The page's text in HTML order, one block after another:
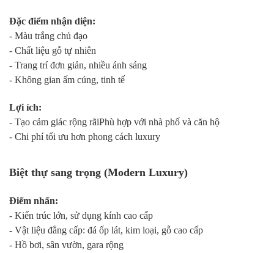
Đặc điểm nhận diện:
- Màu trắng chủ đạo
- Chất liệu gỗ tự nhiên
- Trang trí đơn giản, nhiều ánh sáng
- Không gian ấm cúng, tinh tế
Lợi ích:
- Tạo cảm giác rộng rãiPhù hợp với nhà phố và căn hộ
- Chi phí tối ưu hơn phong cách luxury
Biệt thự sang trọng (Modern Luxury)
Điểm nhấn:
- Kiến trúc lớn, sử dụng kính cao cấp
- Vật liệu đẳng cấp: đá ốp lát, kim loại, gỗ cao cấp
- Hồ bơi, sân vườn, gara rộng